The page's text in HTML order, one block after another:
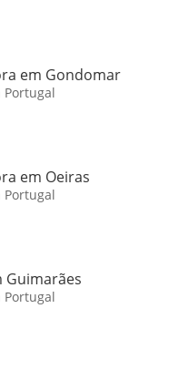
em Gondomar
em Oeiras
Guimarães